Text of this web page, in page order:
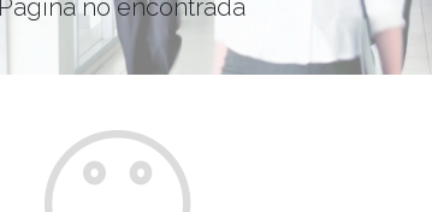
Página no encontrada